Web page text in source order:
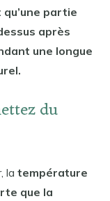
partie
après
une longue
du
la température
que la